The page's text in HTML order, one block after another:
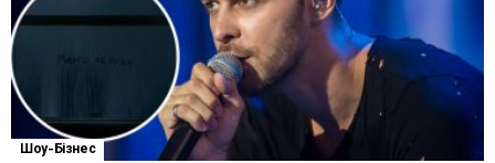
Шоу-Бізнес